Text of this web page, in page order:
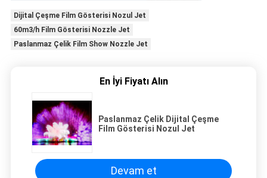
Dijital Çeşme Film Gösterisi Nozul Jet
60m3/h Film Gösterisi Nozzle Jet
Paslanmaz Çelik Film Show Nozzle Jet
En İyi Fiyatı Alın
Paslanmaz Çelik Dijital Çeşme
Film Gösterisi Nozul Jet
Devam et